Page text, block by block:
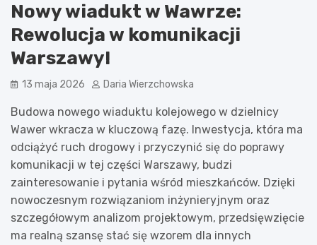
Nowy wiadukt w Wawrze:
Rewolucja w komunikacji
Warszawy!
13 maja 2026 Daria Wierzchowska
Budowa nowego wiaduktu kolejowego w dzielnicy
Wawer wkracza w kluczową fazę. Inwestycja, która ma
odciążyć ruch drogowy i przyczynić się do poprawy
komunikacji w tej części Warszawy, budzi
zainteresowanie i pytania wśród mieszkańców. Dzięki
nowoczesnym rozwiązaniom inżynieryjnym oraz
szczegółowym analizom projektowym, przedsięwzięcie
ma realną szansę stać się wzorem dla innych